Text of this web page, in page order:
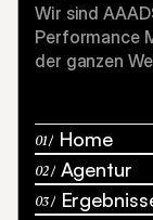
Wir sind
Performance
der ganzen
01 / Home
02 / Agentur
03 /